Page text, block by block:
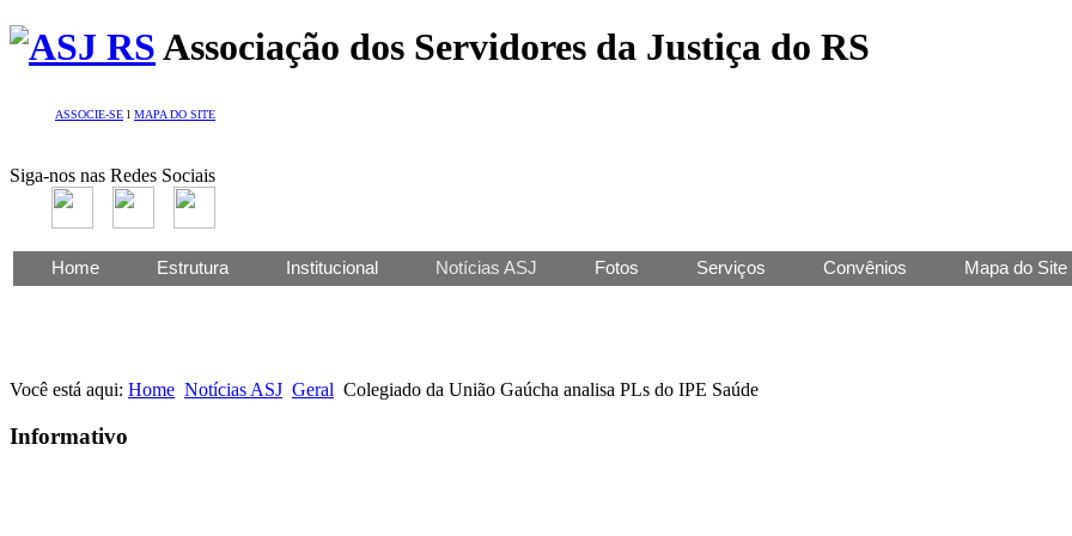
Associação dos Servidores da Justiça do RS
ASSOCIE-SE l MAPA DO SITE
Siga-nos nas Redes Sociais
Home Estrutura Institucional Notícias ASJ Fotos Serviços Convênios Mapa do Site
Você está aqui: Home Notícias ASJ Geral Colegiado da União Gaúcha analisa PLs do IPE Saúde
Informativo